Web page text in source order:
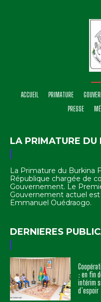
ACCUEIL PRIMATURE
PRESSE
LA PRIMATURE DU
La Primature du Burkina
République chargée de
Gouvernement. Le
Gouvernement actuel
Emmanuel Ouédraogo.
DERNIERES
: en fin
intérim
d’espoir